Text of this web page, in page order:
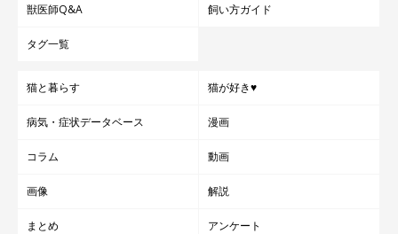
獣医師Q&A 飼い方ガイド
タグ一覧
猫と暮らす 猫が好き♥
病気・症状データベース 漫画
コラム 動画
画像 解説
まとめ アンケート